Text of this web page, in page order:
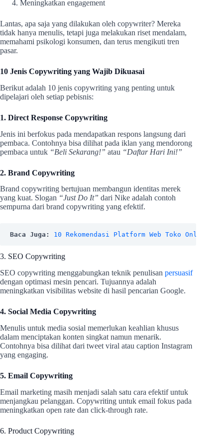
Meningkatkan engagement
Lantas, apa saja yang dilakukan oleh copywriter? Mereka
tidak hanya menulis, tetapi juga melakukan riset mendalam,
memahami psikologi konsumen, dan terus mengikuti tren
pasar.
10 Jenis Copywriting yang Wajib Dikuasai
Berikut adalah 10 jenis copywriting yang penting untuk
dipelajari oleh setiap pebisnis:
1. Direct Response Copywriting
Jenis ini berfokus pada mendapatkan respons langsung dari
pembaca. Contohnya bisa dilihat pada iklan yang mendorong
pembaca untuk “Beli Sekarang!” atau “Daftar Hari Ini!”
2. Brand Copywriting
Brand copywriting bertujuan membangun identitas merek
yang kuat. Slogan “Just Do It” dari Nike adalah contoh
sempurna dari brand copywriting yang efektif.
Baca Juga: 10 Rekomendasi Platform Web Toko Online
3. SEO Copywriting
SEO copywriting menggabungkan teknik penulisan persuasif
dengan optimasi mesin pencari. Tujuannya adalah
meningkatkan visibilitas website di hasil pencarian Google.
4. Social Media Copywriting
Menulis untuk media sosial memerlukan keahlian khusus
dalam menciptakan konten singkat namun menarik.
Contohnya bisa dilihat dari tweet viral atau caption Instagram
yang engaging.
5. Email Copywriting
Email marketing masih menjadi salah satu cara efektif untuk
menjangkau pelanggan. Copywriting untuk email fokus pada
meningkatkan open rate dan click-through rate.
6. Product Copywriting